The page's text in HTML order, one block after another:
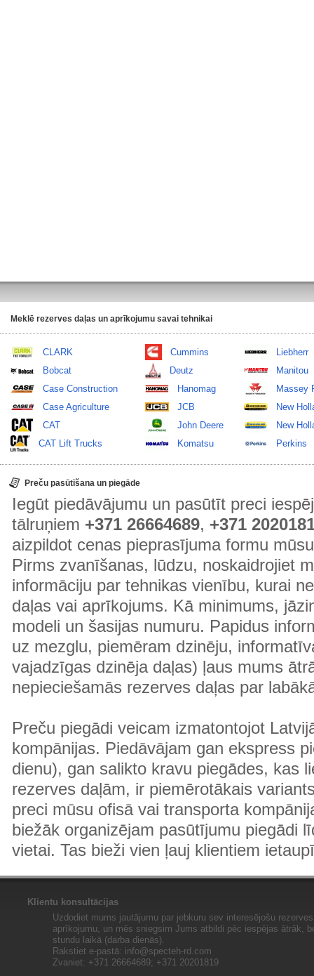
Meklē rezerves daļas un aprīkojumu savai tehnikai
CLARK
Bobcat
Case Construction
Case Agriculture
CAT
CAT Lift Trucks
Cummins
Deutz
Hanomag
JCB
John Deere
Komatsu
Liebherr
Manitou
Massey
New
New
Perkins
Preču pasūtīšana un piegāde
Iegūt piedāvājumu un pasūtīt preci
tālruņiem +371 26664689, +371
aizpildot cenas pieprasījuma formu
Pirms zvanīšanas, lūdzu, noskaidrojiet
informāciju par tehnikas vienību, kurai
daļas vai aprīkojums. Kā minimums,
modeli un šasijas numuru. Papidus
uz mezglu, piemēram dzinēju,
vajadzīgas dzinēja daļas) ļaus mums
nepieciešamās rezerves daļas par
Preču piegādi veicam izmatontojot
kompānijas. Piedāvājam gan ekspress
dienu), gan salikto kravu piegādes, kas
rezerves daļām, ir piemērotākais
preci mūsu ofisā vai transporta
biežāk organizējam pasūtījumu piegādi
vietai. Tas bieži vien ļauj klientiem
Klientu konsultācijas
Uzdodiet mums jautājumu par jebkuru sev interesējošu
aprīkojumu, un mēs sniegsim Jums atbildi pēc iespējas ātrāk,
stundu laikā (darba dienās).
Rakstiet e-pastā: info@specteh-rd.com
Zvaniet: +371 26664689; +371 20201819